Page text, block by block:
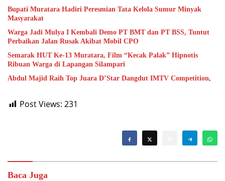
Bupati Muratara Hadiri Peresmian Tata Kelola Sumur Minyak
Masyarakat
Warga Jadi Mulya I Kembali Demo PT BMT dan PT BSS, Tuntut
Perbaikan Jalan Rusak Akibat Mobil CPO
Semarak HUT Ke-13 Muratara, Film “Kecak Palak” Hipnotis
Ribuan Warga di Lapangan Silampari
Abdul Majid Raih Top Juara D’Star Dangdut IMTV Competition,
Post Views: 231
Baca Juga